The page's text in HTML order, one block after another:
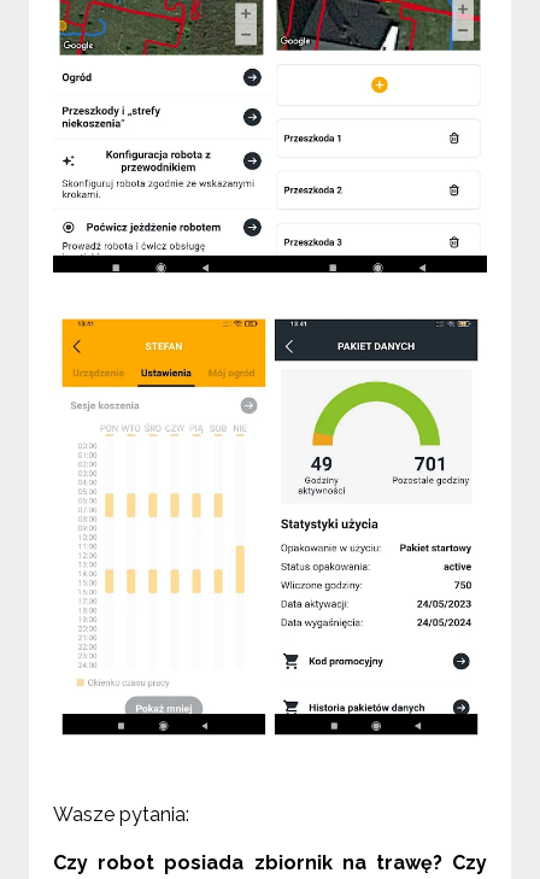
Wasze pytania:
Czy robot posiada zbiornik na trawę? Czy